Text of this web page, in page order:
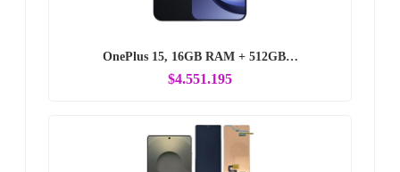
OnePlus 15, 16GB RAM + 512GB…
$4.551.195